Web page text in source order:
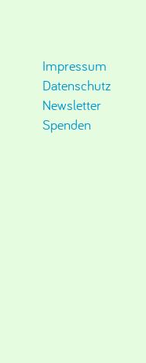
Impressum
Datenschutz
Newsletter
Spenden